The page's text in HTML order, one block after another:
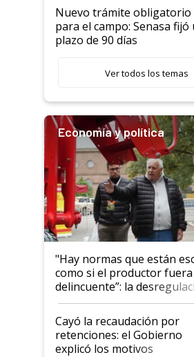
Nuevo trámite obligatorio
para el campo: Senasa fijó
plazo de 90 días
Ver todos los temas
Economía y política
"Hay normas que están
como si el productor
delincuente”: la
al Congreso Aapresid y
habló del financiamiento al
Cayó la recaudación por
retenciones: el Gobierno
explicó los motivos